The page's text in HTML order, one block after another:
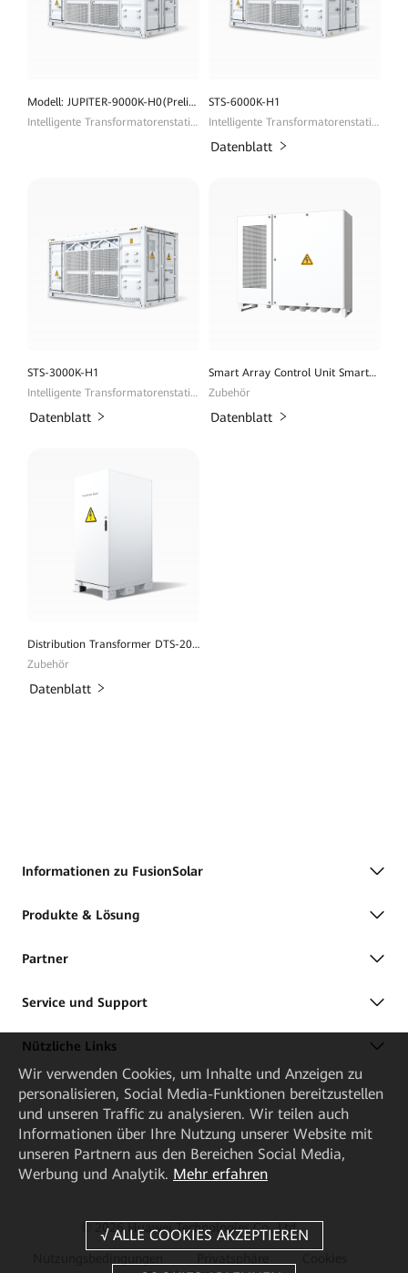
Modell: JUPITER-9000K-H0(Preliminary)
Intelligente Transformatorenstation
STS-6000K-H1
Intelligente Transformatorenstation
Datenblatt
STS-3000K-H1
Intelligente Transformatorenstation
Datenblatt
Smart Array Control Unit SmartACU2000D
Zubehör
Datenblatt
Distribution Transformer DTS-200K-D0
Zubehör
Datenblatt
Informationen zu FusionSolar
Produkte & Lösung
Partner
Service und Support
Nützliche Links
© 2026 Huawei Technologies Co., Ltd.
Wir verwenden Cookies, um Inhalte und Anzeigen zu
personalisieren, Social Media-Funktionen bereitzustellen
und unseren Traffic zu analysieren. Wir teilen auch
Informationen über Ihre Nutzung unserer Website mit
unseren Partnern aus den Bereichen Social Media,
Werbung und Analytik. Mehr erfahren